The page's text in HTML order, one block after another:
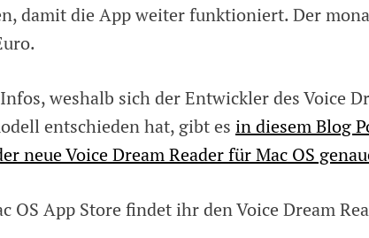
damit die App weiter funktioniert. Der
weshalb sich der Entwickler des Voice
entschieden hat, gibt es in diesem Blog
neue Voice Dream Reader für Mac OS
OS App Store findet ihr den Voice Dream